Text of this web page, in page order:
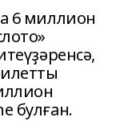
6 миллион
булған.